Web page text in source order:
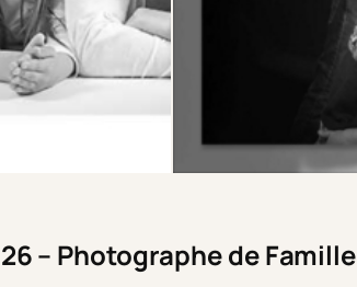
– Photographe de Famille